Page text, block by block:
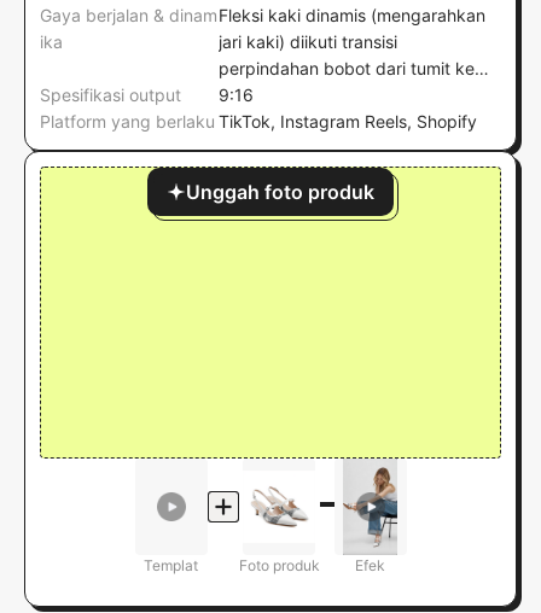
Gaya berjalan & dinam
ika
Fleksi kaki dinamis (mengarahkan
jari kaki) diikuti transisi
perpindahan bobot dari tumit ke
ujung jari selama penyesuaian
duduk
Spesifikasi output
9:16
Platform yang berlaku TikTok, Instagram Reels, Shopify
Unggah foto produk
Templat Foto produk Efek